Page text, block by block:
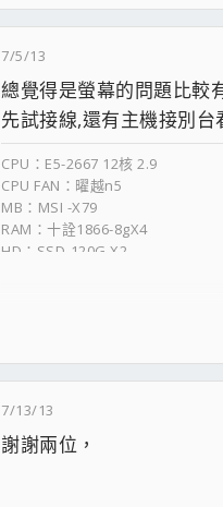
7/5/13
總覺得是螢幕的問題比較
先試接線,還有主機接別台
CPU：E5-2667 12核 2.9
CPU FAN：曜越n5
MB：MSI -X79
RAM：十詮1866-8gX4
HD：SSD-120G X2
威剛→維修據點少但快速換修，
創見→直營門市代送
微星: 價格用料都很實在、送修只
技嘉: 價格與用料都算不差，唯一
7/13/13
謝謝兩位，